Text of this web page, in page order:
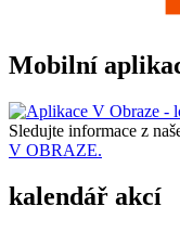
Mobilní
Sledujte informace z
V OBRAZE.
kalendář akcí